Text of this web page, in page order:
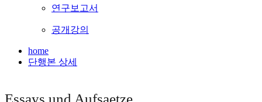
연구보고서
공개강의
home
단행본 상세